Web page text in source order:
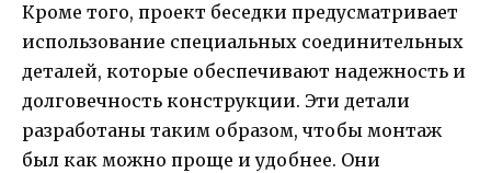
Кроме того, проект беседки предусматривает
использование специальных соединительных
деталей, которые обеспечивают надежность и
долговечность конструкции. Эти детали
разработаны таким образом, чтобы монтаж
был как можно проще и удобнее. Они